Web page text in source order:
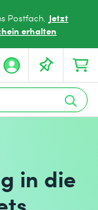
Postfach. Jetzt
erhalten
in die